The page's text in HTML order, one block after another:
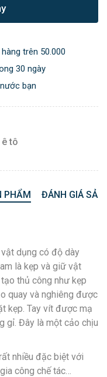
trên 50.000
30 ngày
bạn
tô
PHẨM ĐÁNH GIÁ
vật dụng có độ dày
là kẹp và giữ vật
thủ công như kẹp
quay và nghiêng được
kẹp. Tay vít được mạ
gỉ. Đây là một cảo chịu
nhiều đặc biệt với
công chế tác…